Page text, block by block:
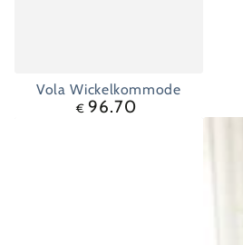
Vola Wickelkommode
Regulärer
€ 96.70